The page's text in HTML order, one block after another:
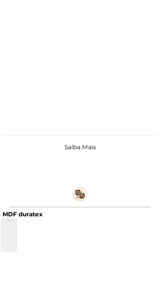
Saiba Mais
MDF duratex